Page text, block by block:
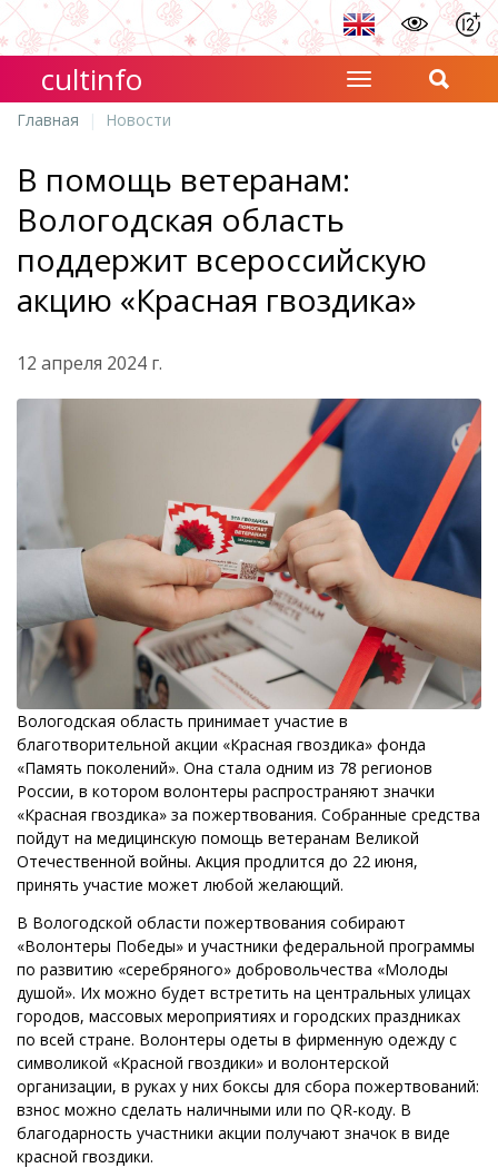
cultinfo
Главная Новости
В помощь ветеранам:
Вологодская область
поддержит всероссийскую
акцию «Красная гвоздика»
12 апреля 2024 г.
Вологодская область принимает участие в
благотворительной акции «Красная гвоздика» фонда
«Память поколений». Она стала одним из 78 регионов
России, в котором волонтеры распространяют значки
«Красная гвоздика» за пожертвования. Собранные средства
пойдут на медицинскую помощь ветеранам Великой
Отечественной войны. Акция продлится до 22 июня,
принять участие может любой желающий.
В Вологодской области пожертвования собирают
«Волонтеры Победы» и участники федеральной программы
по развитию «серебряного» добровольчества «Молоды
душой». Их можно будет встретить на центральных улицах
городов, массовых мероприятиях и городских праздниках
по всей стране. Волонтеры одеты в фирменную одежду с
символикой «Красной гвоздики» и волонтерской
организации, в руках у них боксы для сбора пожертвований:
взнос можно сделать наличными или по QR-коду. В
благодарность участники акции получают значок в виде
красной гвоздики.